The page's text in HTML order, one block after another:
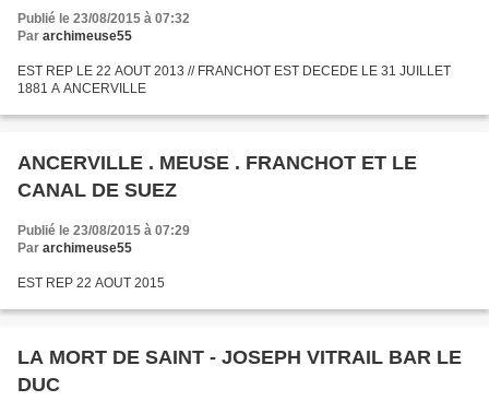
Publié le 23/08/2015 à 07:32
Par archimeuse55
EST REP LE 22 AOUT 2013 // FRANCHOT EST DECEDE LE 31 JUILLET
1881 A ANCERVILLE
ANCERVILLE . MEUSE . FRANCHOT ET LE
CANAL DE SUEZ
Publié le 23/08/2015 à 07:29
Par archimeuse55
EST REP 22 AOUT 2015
LA MORT DE SAINT - JOSEPH VITRAIL BAR LE
DUC